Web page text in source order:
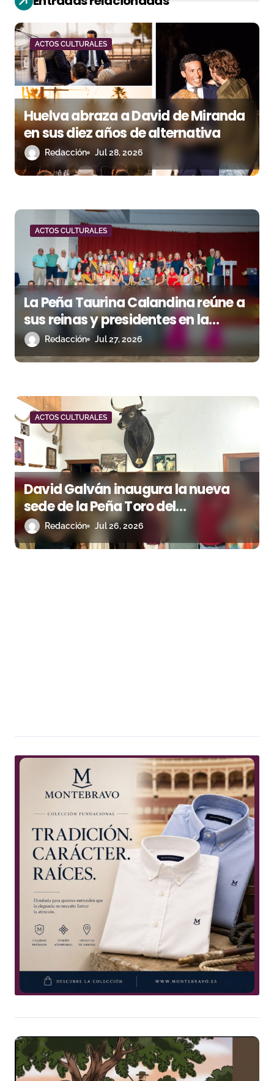
ó
n
d
e
e
n
t
a
s
ACTOS CULTURALES
Huelva abraza a David de Miranda
en sus diez años de alternativa
Redacción Jul 28, 2026
ACTOS CULTURALES
La Peña Taurina Calandina reúne a
sus reinas y presidentes en la
celebración de su 50.º aniversario
Redacción Jul 27, 2026
ACTOS CULTURALES
David Galván inaugura la nueva
sede de la Peña Toro del
Aguardiente de San Roque
Redacción Jul 26, 2026